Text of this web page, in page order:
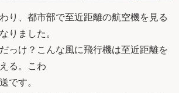
り、都市部で至近距離の航空機を見る
りました。
っけ？こんな風に飛行機は至近距離を
る。こわ
です。